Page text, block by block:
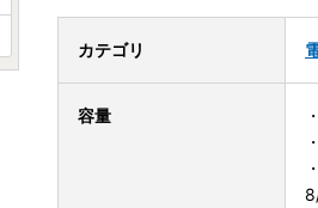
カテゴリ
容量